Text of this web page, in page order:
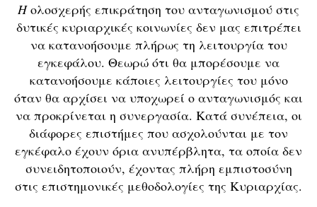
Ηολοσχερής επικράτηση του ανταγωνισμού στις
δυτικές κυριαρχικές κοινωνίες δεν μας επιτρέπει
να κατανοήσουμε πλήρως τη λειτουργία του
εγκεφάλου. Θεωρώ ότι θα μπορέσουμε να
κατανοήσουμε κάποιες λειτουργίες του μόνο
όταν θα αρχίσει να υποχωρεί ο ανταγωνισμός και
να προκρίνεται η συνεργασία. Κατά συνέπεια, οι
διάφορες επιστήμες που ασχολούνται με τον
εγκέφαλο έχουν όρια ανυπέρβλητα, τα οποία δεν
συνειδητοποιούν, έχοντας πλήρη εμπιστοσύνη
στις επιστημονικές μεθοδολογίες της Κυριαρχίας.